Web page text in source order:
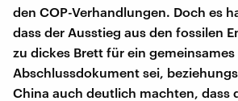
den COP-Verhandlungen. Doch es
dass der Ausstieg aus den fossilen
zu dickes Brett für ein gemeinsames
Abschlussdokument sei,
China auch deutlich machten, dass